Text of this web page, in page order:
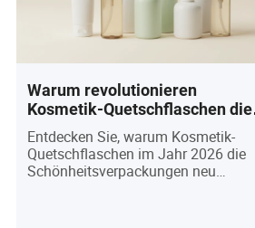
Warum revolutionieren
Kosmetik-Quetschflaschen die
Schönheitsverpackung im Jahr
2026?
Entdecken Sie, warum Kosmetik-
Quetschflaschen im Jahr 2026 die
Schönheitsverpackungen neu